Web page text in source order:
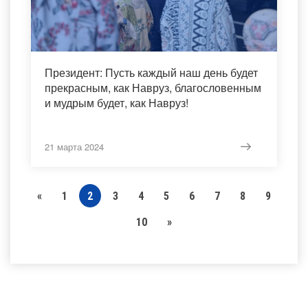
Президент: Пусть каждый наш день будет
прекрасным, как Навруз, благословенным
и мудрым будет, как Навруз!
21 марта 2024
« 1 2 3 4 5 6 7 8
9
10
»